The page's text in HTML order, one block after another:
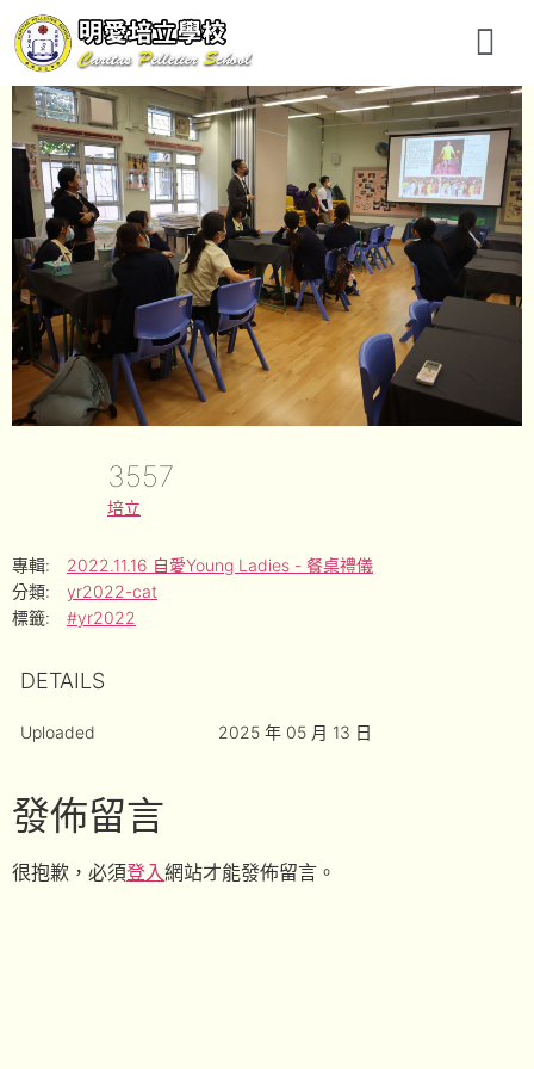
3557
培立
專輯:
2022.11.16 自愛Young Ladies - 餐桌禮儀
分類:
yr2022-cat
標籤:
#yr2022
DETAILS
Uploaded 2025 年 05 月 13 日
發佈留言
很抱歉，必須登入網站才能發佈留言。